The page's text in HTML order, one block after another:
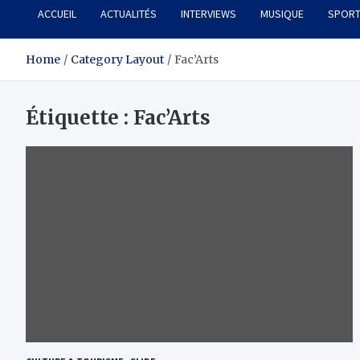
ACCUEIL ACTUALITÉS INTERVIEWS MUSIQUE SPORT
Home Category Layout Fac’Arts
Étiquette : Fac’Arts